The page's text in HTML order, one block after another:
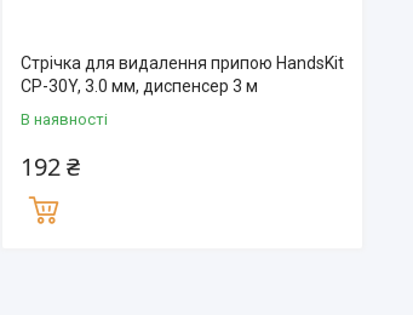
Стрічка для видалення припою HandsKit
CP-30Y, 3.0 мм, диспенсер 3 м
В наявності
192 ₴